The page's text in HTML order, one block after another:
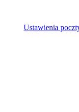
Ustawienia